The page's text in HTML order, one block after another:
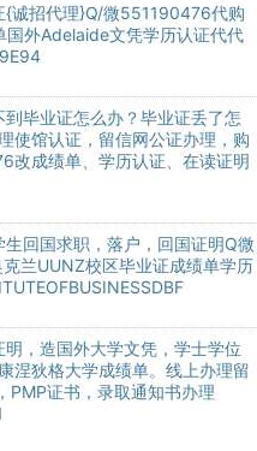
{诚招代理}Q/微551190476代购
外Adelaide文凭学历认证代代
毕业证怎么办？毕业证丢了怎
使馆认证，留信网公证办理，购
改成绩单、学历认证、在读证明
回国求职，落户，回国证明Q微
兰UUNZ校区毕业证成绩单学历
，造国外大学文凭，学士学位
涅狄格大学成绩单。线上办理留
PMP证书，录取通知书办理